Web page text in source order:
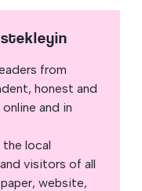
from
honest and
and in
local
visitors of all
website,